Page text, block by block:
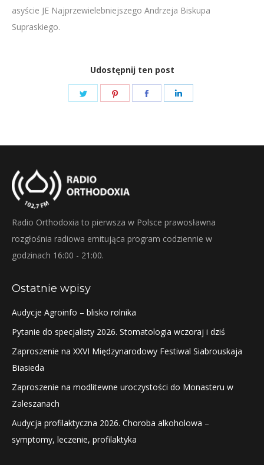
asyście JE Najprzewielebniejszego Andrzeja Biskupa
Supraskiego.
Udostępnij ten post
Share
Share
Share
Radio Orthodoxia to pierwsza w Polsce prawosławna
rozgłośnia radiowa emitująca program codziennie w
godzinach 16:00 - 21:00.
Ostatnie wpisy
Audycje Agroinfo – blisko rolnika
Pytanie do specjalisty 2026. Stomatologia wczoraj i dziś
Zaproszenie na XXVI Międzynarodowy Festiwal Siabrouskaja
Biasieda
Zaproszenie na modlitewne uroczystości do Monasteru w
Zaleszanach
Audycja profilaktyczna 2026. Choroba alkoholowa –
symptomy, leczenie, profilaktyka